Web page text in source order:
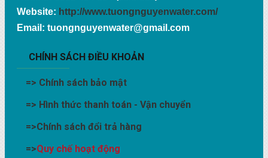
Website: http://www.tuongnguyenwater.com/
Email: tuongnguyenwater@gmail.com
CHÍNH SÁCH ĐIỀU KHOẢN
=> Chính sách bảo mật
=> Hình thức thanh toán - Vận chuyển
=>Chính sách đổi trả hàng
=>Quy chế hoạt động